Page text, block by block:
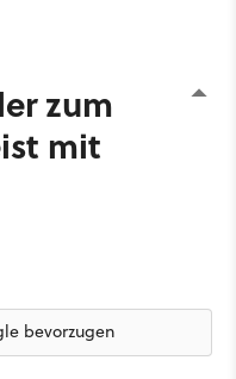
zum
mit
bevorzugen